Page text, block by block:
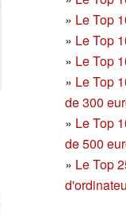
» Le Top
» Le Top
» Le Top
» Le Top
de 300
» Le Top
de 500
» Le Top